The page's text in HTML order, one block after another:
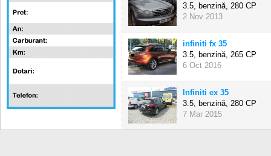
3.5, benzină, 280 CP
2 Nov 2013
infiniti fx 35
3.5, benzină, 265 CP
6 Oct 2016
Infiniti ex 35
3.5, benzină, 280 CP
7 Mar 2015